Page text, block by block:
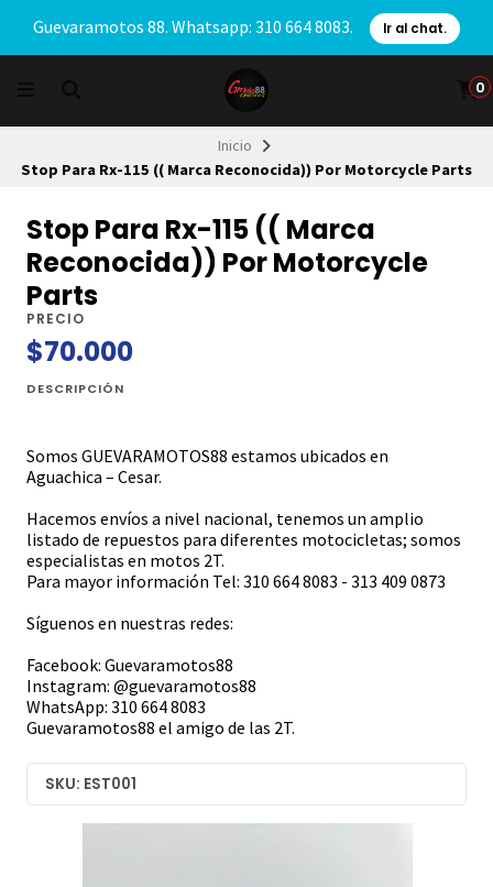
Guevaramotos 88. Whatsapp: 310 664 8083. Ir al chat.
0
Inicio
Stop Para Rx-115 (( Marca Reconocida)) Por Motorcycle Parts
Stop Para Rx-115 (( Marca
Reconocida)) Por Motorcycle
Parts
PRECIO
$70.000
DESCRIPCIÓN
Somos GUEVARAMOTOS88 estamos ubicados en
Aguachica – Cesar.
Hacemos envíos a nivel nacional, tenemos un amplio
listado de repuestos para diferentes motocicletas; somos
especialistas en motos 2T.
Para mayor información Tel: 310 664 8083 - 313 409 0873
Síguenos en nuestras redes:
Facebook: Guevaramotos88
Instagram: @guevaramotos88
WhatsApp: 310 664 8083
Guevaramotos88 el amigo de las 2T.
SKU: EST001